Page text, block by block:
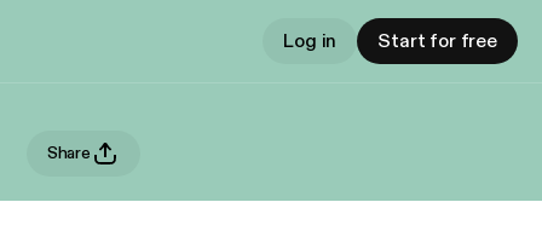
Log in Start for free
Share